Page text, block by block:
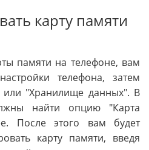
карту памяти
памяти на телефоне, вам
телефона, затем
или "Хранилище данных". В
найти опцию "Карта
После этого вам будет
карту памяти, введя